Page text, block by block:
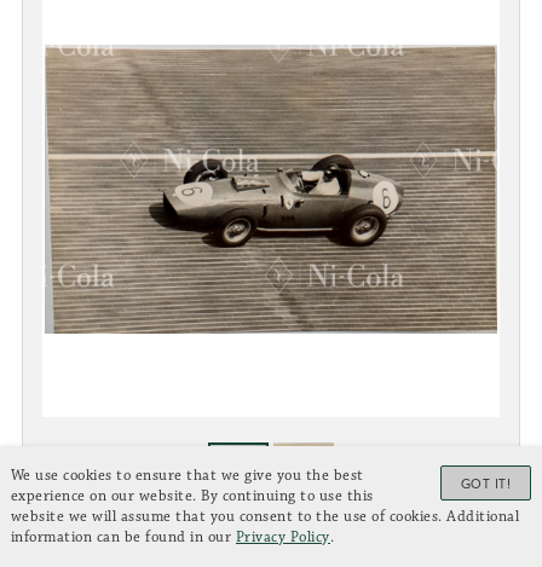
GOT IT!
We use cookies to ensure that we give you the best
experience on our website. By continuing to use this
website we will assume that you consent to the use of cookies. Additional
information can be found in our Privacy Policy.